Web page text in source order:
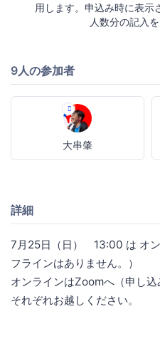
用します。申込み時に表示
人数分の記入
9人の参加者
大串肇
詳細
7月25日（日） 13:00 は オ
フラインはありません。）
オンラインはZoomへ（申し
それぞれお越しください。